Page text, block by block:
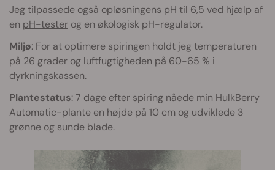
Jeg tilpassede også opløsningens pH til 6,5 ved hjælp af
en pH-tester og en økologisk pH-regulator.
Miljø: For at optimere spiringen holdt jeg temperaturen
på 26 grader og luftfugtigheden på 60-65 % i
dyrkningskassen.
Plantestatus: 7 dage efter spiring nåede min HulkBerry
Automatic-plante en højde på 10 cm og udviklede 3
grønne og sunde blade.